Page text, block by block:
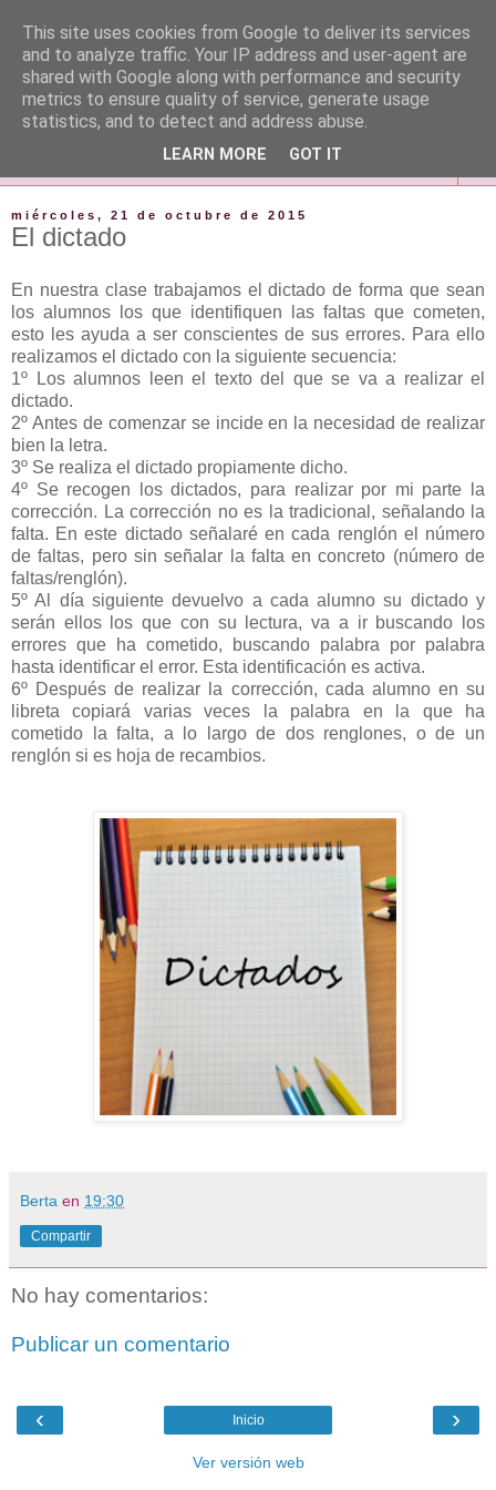
miércoles, 21 de octubre de 2015
El dictado
En nuestra clase trabajamos el dictado de forma que sean
los alumnos los que identifiquen las faltas que cometen,
esto les ayuda a ser conscientes de sus errores. Para ello
realizamos el dictado con la siguiente secuencia:
1º Los alumnos leen el texto del que se va a realizar el
dictado.
2º Antes de comenzar se incide en la necesidad de realizar
bien la letra.
3º Se realiza el dictado propiamente dicho.
4º Se recogen los dictados, para realizar por mi parte la
corrección. La corrección no es la tradicional, señalando la
falta. En este dictado señalaré en cada renglón el número
de faltas, pero sin señalar la falta en concreto (número de
faltas/renglón).
5º Al día siguiente devuelvo a cada alumno su dictado y
serán ellos los que con su lectura, va a ir buscando los
errores que ha cometido, buscando palabra por palabra
hasta identificar el error. Esta identificación es activa.
6º Después de realizar la corrección, cada alumno en su
libreta copiará varias veces la palabra en la que ha
cometido la falta, a lo largo de dos renglones, o de un
renglón si es hoja de recambios.
Berta en 19:30
Compartir
No hay comentarios:
Publicar un comentario
‹ ›
Inicio
Ver versión web
This site uses cookies from Google to deliver its services
and to analyze traffic. Your IP address and user-agent are
shared with Google along with performance and security
metrics to ensure quality of service, generate usage
statistics, and to detect and address abuse.
LEARN MORE GOT IT